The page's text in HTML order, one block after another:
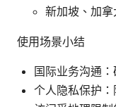
新加坡、加
使用场景小结
国际业务沟通
个人隐私保护：